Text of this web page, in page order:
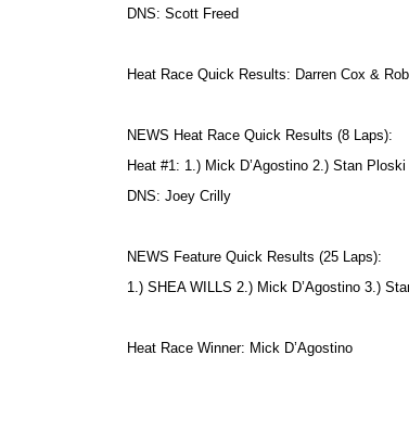
DNS: Scott Freed
Heat Race Quick Results: Darren Cox &
NEWS Heat Race Quick Results (8 Laps):
Heat #1: 1.) Mick D’Agostino 2.) Stan
DNS: Joey Crilly
NEWS Feature Quick Results (25 Laps):
1.) SHEA WILLS 2.) Mick D’Agostino 3.)
Heat Race Winner: Mick D’Agostino